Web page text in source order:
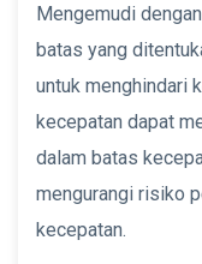
Mengemudi
batas yang
untuk menghindari
kecepatan dapat
dalam batas
mengurangi risiko
kecepatan.